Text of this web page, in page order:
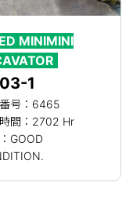
MINIMINI
1
号：6465
間：2702 Hr
GOOD